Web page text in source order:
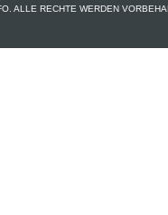
ALLE RECHTE WERDEN